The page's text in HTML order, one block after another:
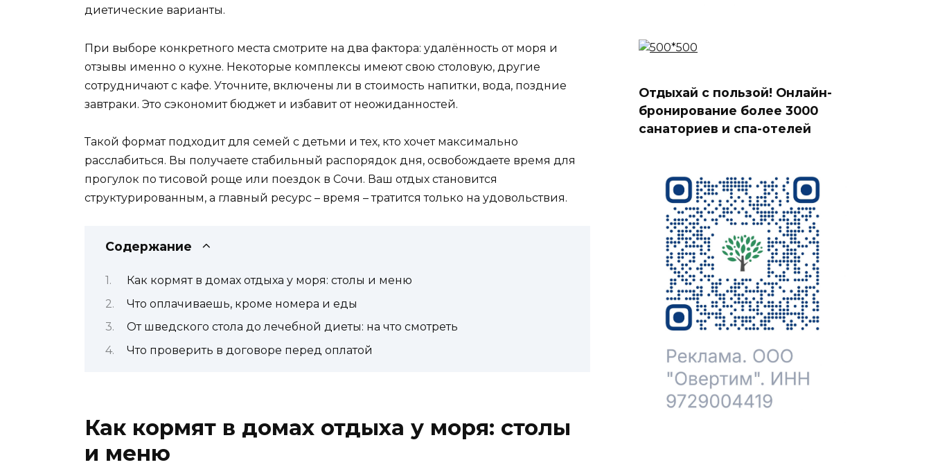
диетические варианты.
При выборе конкретного места смотрите на два фактора: удалённость от моря и
отзывы именно о кухне. Некоторые комплексы имеют свою столовую, другие
сотрудничают с кафе. Уточните, включены ли в стоимость напитки, вода, поздние
завтраки. Это сэкономит бюджет и избавит от неожиданностей.
Такой формат подходит для семей с детьми и тех, кто хочет максимально
расслабиться. Вы получаете стабильный распорядок дня, освобождаете время для
прогулок по тисовой роще или поездок в Сочи. Ваш отдых становится
структурированным, а главный ресурс – время – тратится только на удовольствия.
Содержание
Как кормят в домах отдыха у моря: столы и меню
Что оплачиваешь, кроме номера и еды
От шведского стола до лечебной диеты: на что смотреть
Что проверить в договоре перед оплатой
Как кормят в домах отдыха у моря: столы
и меню
Отдыхай с пользой! Онлайн-
бронирование более 3000
санаториев и спа-отелей